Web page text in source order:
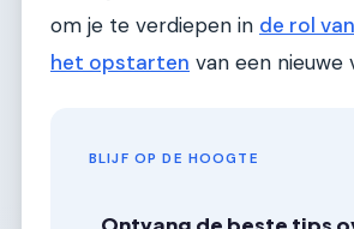
om je te verdiepen in de rol
het opstarten van een nieuwe
BLIJF OP DE HOOGTE